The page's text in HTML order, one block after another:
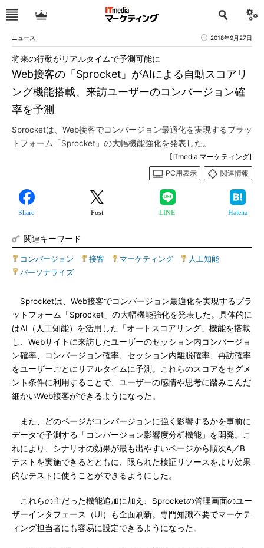
ニュース 2018年9月27日
Web接客の「Sprocket」がAIによる自動スコアリ
ング機能搭載、来訪ユーザーのコンバージョン確
率を予測
将来の行動がリアルタイムで予測可能に
Sprocketは、Web接客でコンバージョン最適化を実現するプラッ
トフォーム「Sprocket」の大幅機能強化を発表した。
[ITmedia マーケティング]
PC用表示
関連情報
Share Post LINE Hatena
関連キーワード
コンバージョン 接客 マーケティング 人工知能
パーソナライズ
Sprocketは、Web接客でコンバージョン最適化を実現するプラ
ットフォーム「Sprocket」の大幅機能強化を発表した。具体的に
はAI（人工知能）を活用した「オートスコアリング」機能を搭載
し、Webサイトに来訪したユーザーのセッション内コンバージョ
ン確率、コンバージョン確率、セッション内離脱確率、再訪確率
をユーザーごとにリアルタイムに予測。これらのスコアをセグメ
ント条件に利用することで、ユーザーの感情や思考に踏みこんだ
細かいWeb接客ができるようになった。
また、どのページがコンバージョンに強く影響するかを事前に
データで予測する「コンバージョン影響度分析機能」を開発。こ
れにより、シナリオの効果が最も出やすいページから順次A／B
テストを実施できるとともに、限られた検証リソースをより効果
的なテストに使うことができるようにした。
これらの主だった機能追加に加え、Sprocketの管理画面のユー
ザーインタフェース（UI）も全面刷新。専門知識不要でマーケテ
ィング担当者にも容易に設定できるようになった。